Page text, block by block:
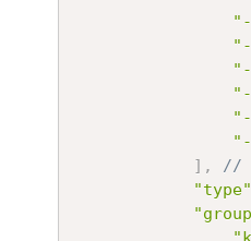
"-
] ,
//
"type"